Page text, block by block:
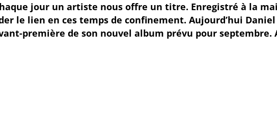
jour un artiste nous offre un titre. Enregistré à la
le lien en ces temps de confinement. Aujourd’hui Daniel
première de son nouvel album prévu pour septembre.